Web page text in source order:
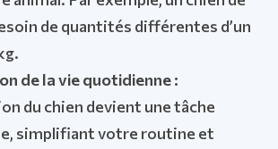
de quantités différentes d’un
de la vie quotidienne :
du chien devient une tâche
simplifiant votre routine et